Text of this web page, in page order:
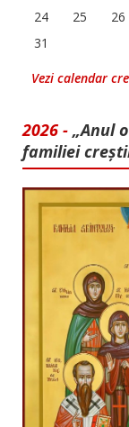
24
25 26
31
Vezi calendar
2026 - „Anul
familiei